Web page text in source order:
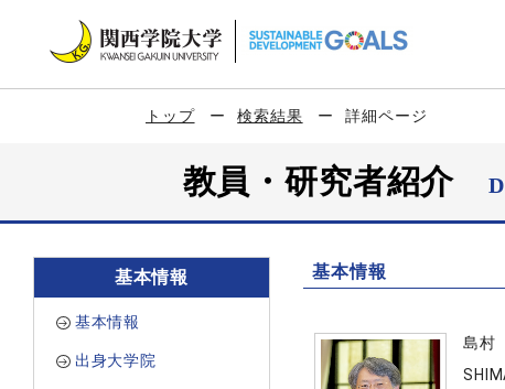
トップ 検索結果 詳細ページ
教員・研究者紹介
基本情報
基本情報
出身大学院
基本情報
島村